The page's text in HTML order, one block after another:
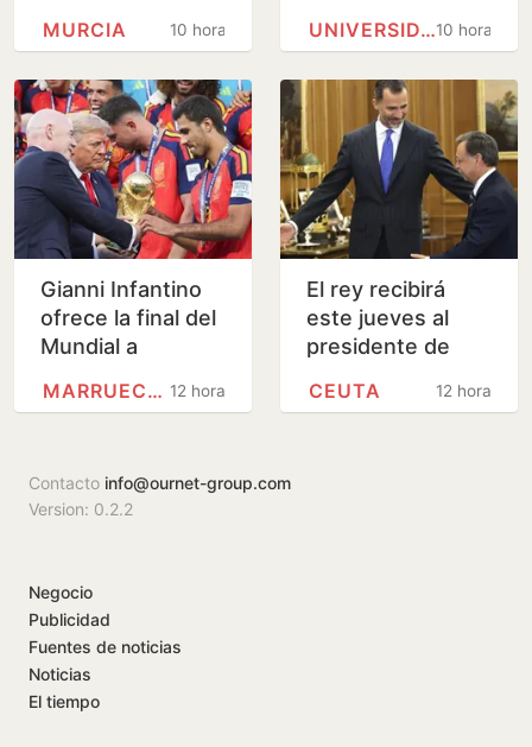
huir
10 horas
MURCIA
Analizamos la10 horas
UNIVERSIDAD DE BARCELONA
Gianni Infantino
ofrece la final del
Mundial a
cambio de apoyos
12 horas
MARRUECOS
El rey recibirá
este jueves al
presidente de
12 horas
CEUTA
Contacto info@ournet-group.com
Version: 0.2.2
Negocio
Publicidad
Fuentes de noticias
Noticias
El tiempo